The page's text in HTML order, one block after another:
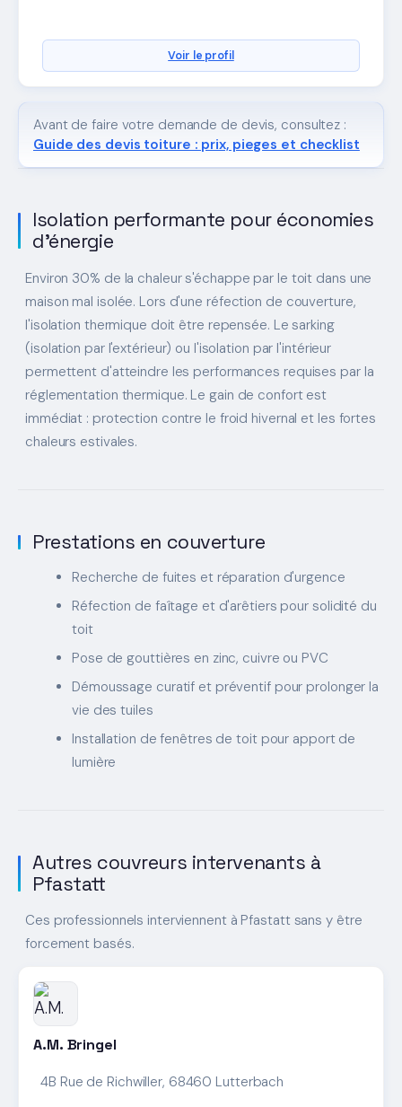
Voir le profil
Avant de faire votre demande de devis, consultez :
Guide des devis toiture : prix, pieges et checklist
Isolation performante pour économies
d'énergie
Environ 30% de la chaleur s'échappe par le toit dans une
maison mal isolée. Lors d'une réfection de couverture,
l'isolation thermique doit être repensée. Le sarking
(isolation par l'extérieur) ou l'isolation par l'intérieur
permettent d'atteindre les performances requises par la
réglementation thermique. Le gain de confort est
immédiat : protection contre le froid hivernal et les fortes
chaleurs estivales.
Prestations en couverture
Recherche de fuites et réparation d'urgence
Réfection de faîtage et d'arêtiers pour solidité du
toit
Pose de gouttières en zinc, cuivre ou PVC
Démoussage curatif et préventif pour prolonger la
vie des tuiles
Installation de fenêtres de toit pour apport de
lumière
Autres couvreurs intervenants à
Pfastatt
Ces professionnels interviennent à Pfastatt sans y être
forcement basés.
A.M. Bringel
4B Rue de Richwiller, 68460 Lutterbach